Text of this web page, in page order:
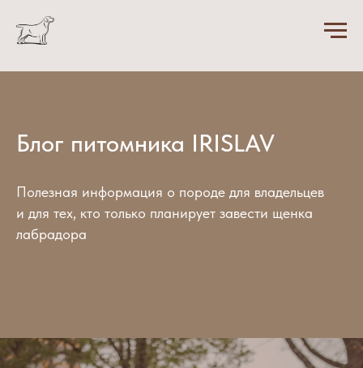
Блог питомника IRISLAV
Полезная информация о породе для владельцев
и для тех, кто только планирует завести щенка
лабрадора